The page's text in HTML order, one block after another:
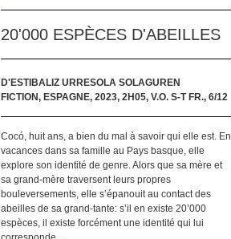
20'000 ESPÈCES D'ABEILLES
D'ESTIBALIZ URRESOLA SOLAGUREN
FICTION, ESPAGNE, 2023, 2H05, V.O. S-T FR., 6/12
Cocó, huit ans, a bien du mal à savoir qui elle est. En
vacances dans sa famille au Pays basque, elle
explore son identité de genre. Alors que sa mère et
sa grand-mère traversent leurs propres
bouleversements, elle s’épanouit au contact des
abeilles de sa grand-tante: s’il en existe 20’000
espèces, il existe forcément une identité qui lui